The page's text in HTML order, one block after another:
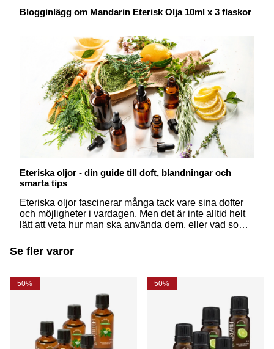
Blogginlägg om Mandarin Eterisk Olja 10ml x 3 flaskor
Eteriska oljor - din guide till doft, blandningar och
smarta tips
Eteriska oljor fascinerar många tack vare sina dofter
och möjligheter i vardagen. Men det är inte alltid helt
lätt att veta hur man ska använda dem, eller vad som
av de vanligaste frågorna – på ett enkelt och
inspirerande sätt.
Se fler varor
50% 50%